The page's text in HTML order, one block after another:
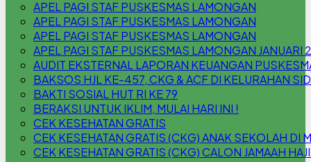
APEL PAGI STAF PUSKESMAS LAMONGAN
APEL PAGI STAF PUSKESMAS LAMONGAN
APEL PAGI STAF PUSKESMAS LAMONGAN
APEL PAGI STAF PUSKESMAS LAMONGAN JANUARI
AUDIT EKSTERNAL LAPORAN KEUANGAN
BAKSOS HJL KE-457, CKG & ACF DI KELURAHAN
BAKTI SOSIAL HUT RI KE 79
BERAKSI UNTUK IKLIM, MULAI HARI INI !
CEK KESEHATAN GRATIS
CEK KESEHATAN GRATIS (CKG) ANAK SEKOLAH DI
CEK KESEHATAN GRATIS (CKG) CALON JAMAAH